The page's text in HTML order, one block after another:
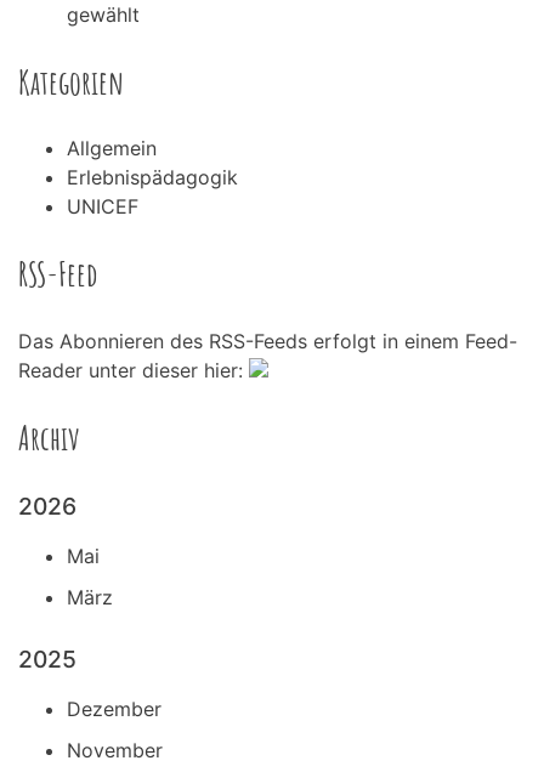
gewählt
Kategorien
Allgemein
Erlebnispädagogik
UNICEF
RSS-Feed
Das Abonnieren des RSS-Feeds erfolgt in einem Feed-
Reader unter dieser hier:
Archiv
2026
Mai
März
2025
Dezember
November